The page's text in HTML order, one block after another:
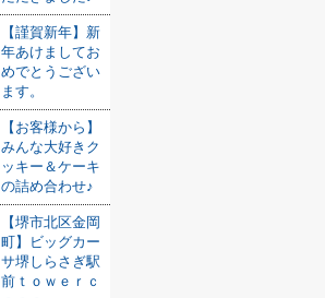
【謹賀新年】新
年あけましてお
めでとうござい
ます。
【お客様から】
みんな大好きク
ッキー＆ケーキ
の詰め合わせ♪
【堺市北区金岡
町】ビッグカー
サ堺しらさぎ駅
前ｔｏｗｅｒｃ